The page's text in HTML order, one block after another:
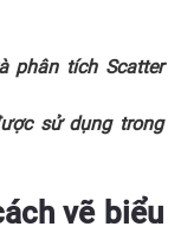
phân tích Scatter
sử dụng trong
vẽ biểu